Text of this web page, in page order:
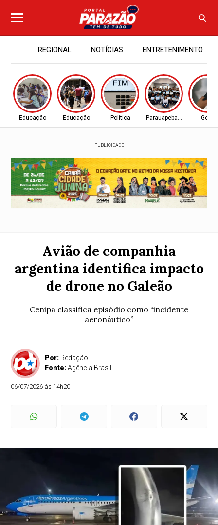
REGIONAL NOTÍCIAS ENTRETENIMENTO
Educação Educação Política Parauapebas - PA Geral
PUBLICIDADE
Avião de companhia
argentina identifica impacto
de drone no Galeão
Cenipa classifica episódio como “incidente
aeronáutico”
Por: Redação
Fonte:Agência Brasil
06/07/2026 às 14h20